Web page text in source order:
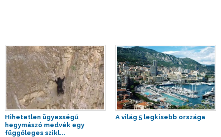
Hihetetlen ügyességű
hegymászó medvék egy
függőleges szikl...
A világ 5 legkisebb országa